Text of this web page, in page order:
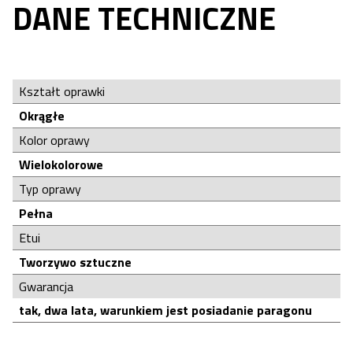
DANE TECHNICZNE
Kształt oprawki
Okrągłe
Kolor oprawy
Wielokolorowe
Typ oprawy
Pełna
Etui
Tworzywo sztuczne
Gwarancja
tak, dwa lata, warunkiem jest posiadanie paragonu